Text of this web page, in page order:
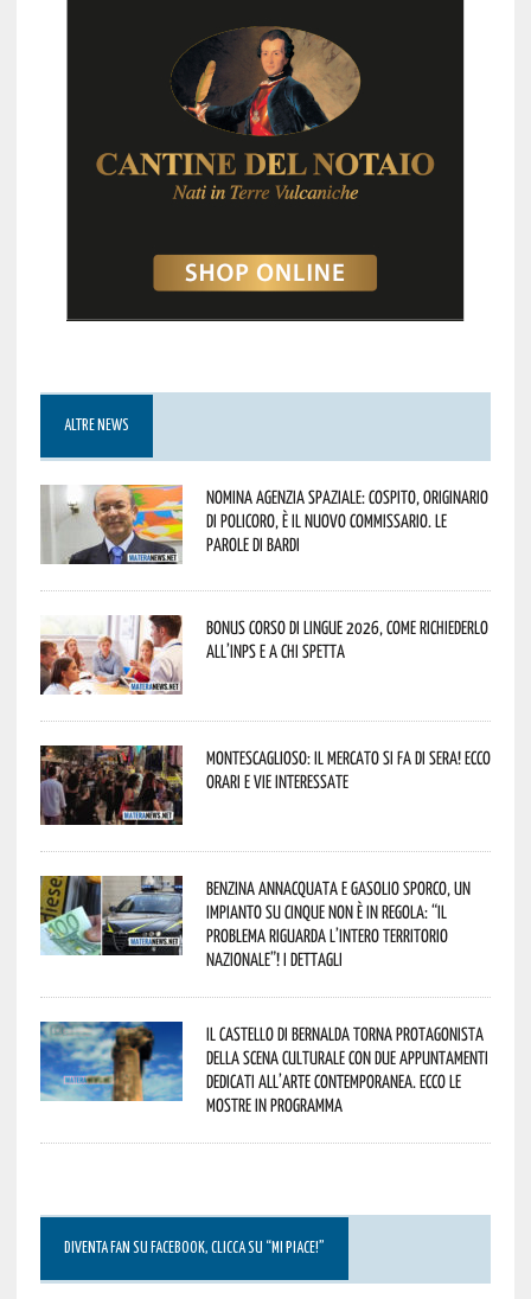
ALTRE NEWS
Nomina Agenzia Spaziale: Cospito, originario
di Policoro, è il nuovo commissario. Le
parole di Bardi
Bonus corso di lingue 2026, come richiederlo
all’INPS e a chi spetta
Montescaglioso: il mercato si fa di sera! Ecco
orari e vie interessate
Benzina annacquata e gasolio sporco, un
impianto su cinque non è in regola: “il
problema riguarda l’intero territorio
Nazionale”! I dettagli
Il Castello di Bernalda torna protagonista
della scena culturale con due appuntamenti
dedicati all’arte contemporanea. Ecco le
mostre in programma
DIVENTA FAN SU FACEBOOK, CLICCA SU “MI PIACE!”